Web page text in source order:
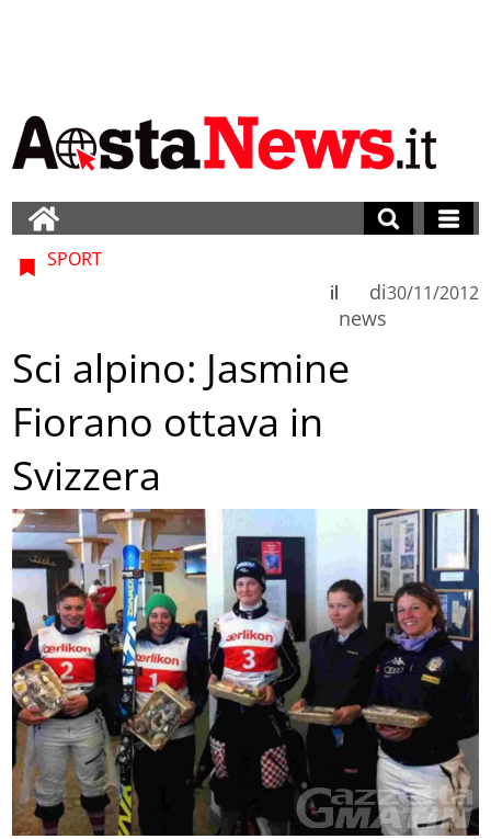
SPORT
di
news
il 30/11/2012
Sci alpino: Jasmine
Fiorano ottava in
Svizzera